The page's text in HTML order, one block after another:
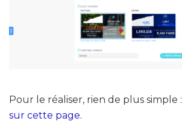
Pour le réaliser, rien de plus simple :
sur cette page.